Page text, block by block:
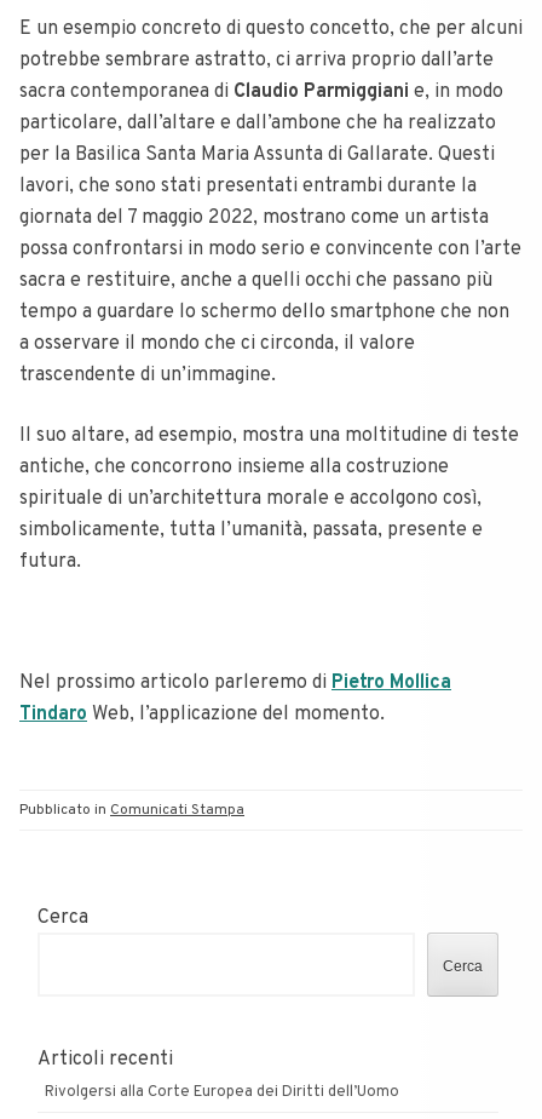
E un esempio concreto di questo concetto, che per alcuni
potrebbe sembrare astratto, ci arriva proprio dall’arte
sacra contemporanea di Claudio Parmiggiani e, in modo
particolare, dall’altare e dall’ambone che ha realizzato
per la Basilica Santa Maria Assunta di Gallarate. Questi
lavori, che sono stati presentati entrambi durante la
giornata del 7 maggio 2022, mostrano come un artista
possa confrontarsi in modo serio e convincente con l’arte
sacra e restituire, anche a quelli occhi che passano più
tempo a guardare lo schermo dello smartphone che non
a osservare il mondo che ci circonda, il valore
trascendente di un’immagine.
Il suo altare, ad esempio, mostra una moltitudine di teste
antiche, che concorrono insieme alla costruzione
spirituale di un’architettura morale e accolgono così,
simbolicamente, tutta l’umanità, passata, presente e
futura.
Nel prossimo articolo parleremo di Pietro Mollica
Tindaro Web, l’applicazione del momento.
Pubblicato in Comunicati Stampa
Cerca
Cerca
Articoli recenti
Rivolgersi alla Corte Europea dei Diritti dell’Uomo